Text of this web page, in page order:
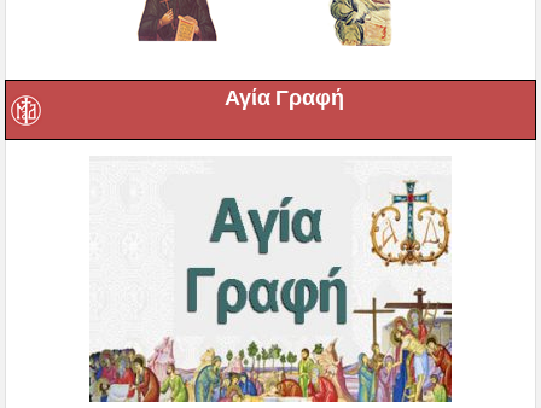
Αγία Γραφή